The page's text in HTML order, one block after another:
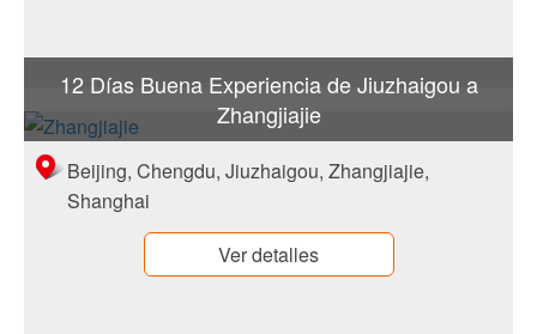
12 Días Buena Experiencia de Jiuzhaigou a
Zhangjiajie
Beijing, Chengdu, Jiuzhaigou, Zhangjiajie,
Shanghai
Ver detalles